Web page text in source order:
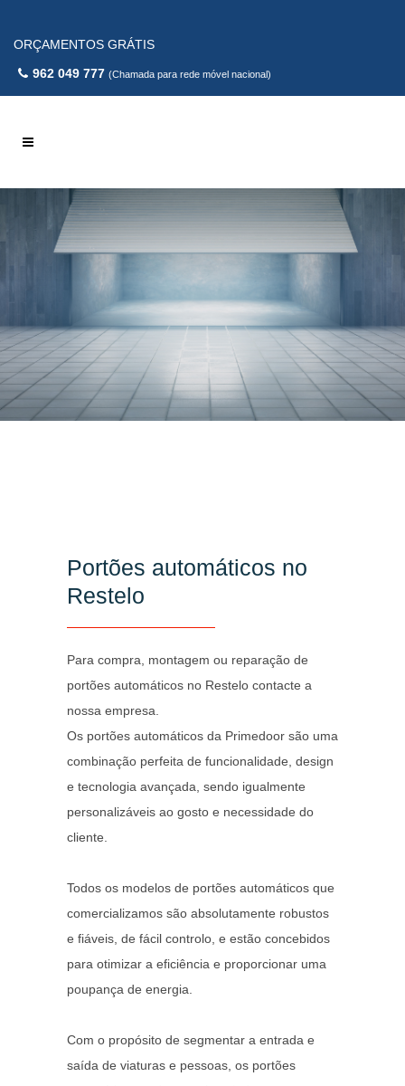
ORÇAMENTOS GRÁTIS
962 049 777 (Chamada para rede móvel nacional)
Portões automáticos no
Restelo
Para compra, montagem ou reparação de
portões automáticos no Restelo contacte a
nossa empresa.
Os portões automáticos da Primedoor são uma
combinação perfeita de funcionalidade, design
e tecnologia avançada, sendo igualmente
personalizáveis ao gosto e necessidade do
cliente.
Todos os modelos de portões automáticos que
comercializamos são absolutamente robustos
e fiáveis, de fácil controlo, e estão concebidos
para otimizar a eficiência e proporcionar uma
poupança de energia.
Com o propósito de segmentar a entrada e
saída de viaturas e pessoas, os portões